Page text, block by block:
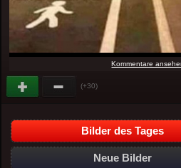
Kommentare
(+30)
Bilder des Tages
Neue Bilder